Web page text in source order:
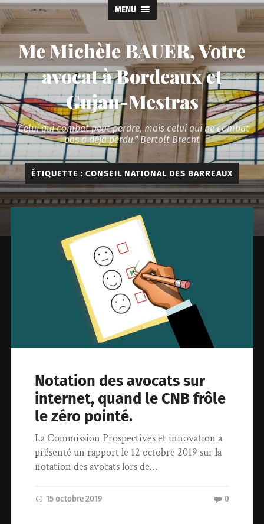
MENU
Me Michèle BAUER, Votre
avocat à Bordeaux et
Gujan-Mestras
“Celui qui combat peut perdre, mais celui qui ne combat
pas a déjà perdu.” Bertolt Brecht
ÉTIQUETTE : CONSEIL NATIONAL DES BARREAUX
Notation des avocats sur
internet, quand le CNB frôle
le zéro pointé.
La Commission Prospectives et innovation a
présenté un rapport le 12 octobre 2019 sur la
notation des avocats lors de…
15 octobre 2019 0